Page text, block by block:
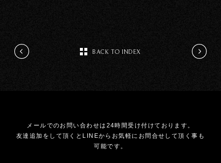
BACK TO INDEX
メールでのお問い合わせは24時間受け付けております。
友達追加をして頂くとLINEからお気軽にお問合せして頂く事も
可能です。